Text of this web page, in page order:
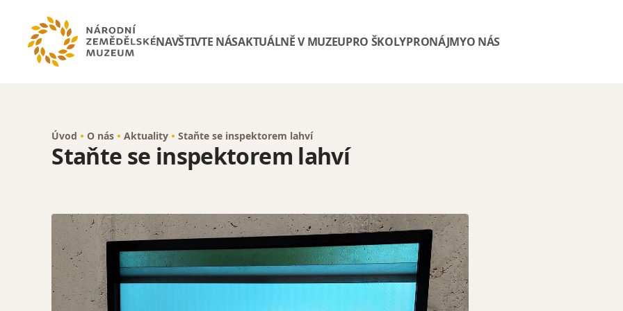
NAVŠTIVTE NÁSAKTUÁLNĚ V MUZEUPRO ŠKOLYPRONÁJMYO NÁS
Úvod O nás Aktuality Staňte se inspektorem lahví
Staňte se inspektorem lahví